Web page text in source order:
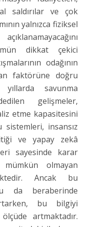
saldırılar ve çok
yalnızca fiziksel
dikkat çekici
odağının
faktörüne doğru
yıllarda savunma
gelişmeler,
etme kapasitesini
sistemleri, insansız
ve yapay zekâ
sayesinde karar
mümkün olmayan
Ancak bu
da beraberinde
bu bilgiyi
artmaktadır.